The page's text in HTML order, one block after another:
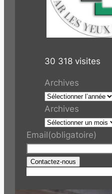
30 318 visites
Archives
Archives
Email(obligatoire)
Contactez-nous